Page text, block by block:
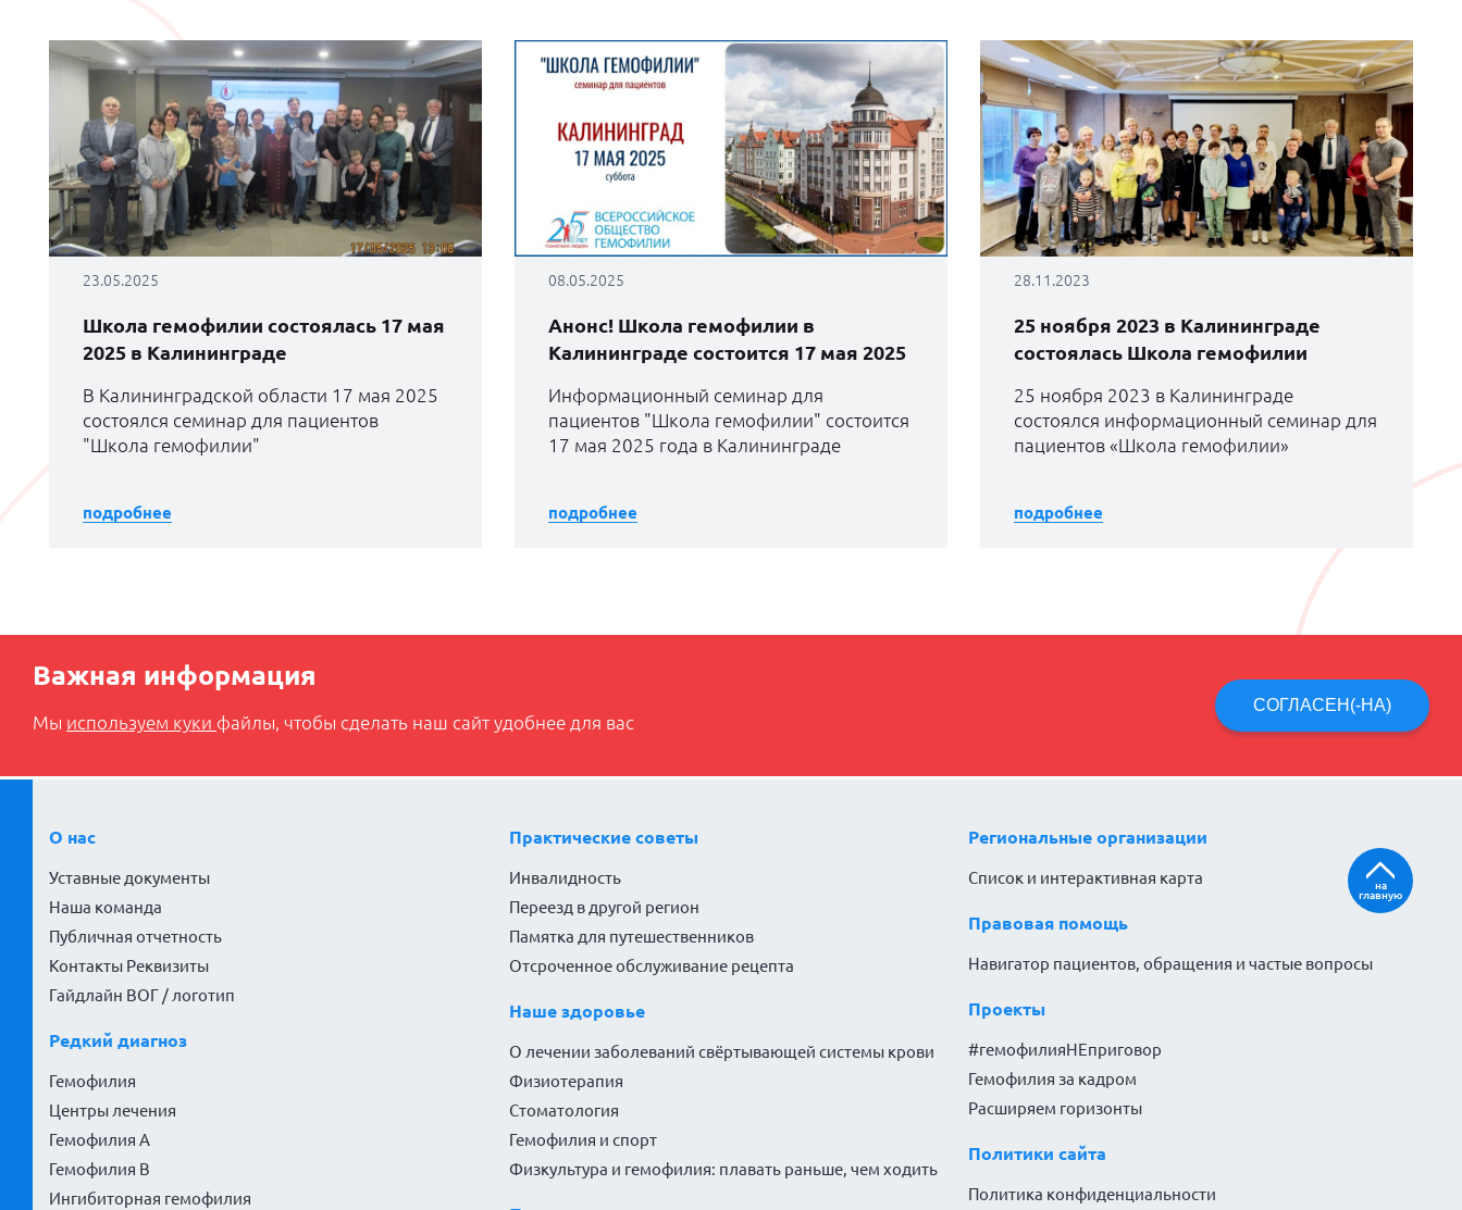
23.05.2025
Школа гемофилии состоялась 17 мая
2025 в Калининграде
В Калининградской области 17 мая 2025
состоялся семинар для пациентов
"Школа гемофилии"
подробнее
08.05.2025
Анонс! Школа гемофилии в
Калининграде состоится 17 мая 2025
Информационный семинар для
пациентов "Школа гемофилии" состоится
17 мая 2025 года в Калининграде
подробнее
28.11.2023
25 ноября 2023 в Калининграде
состоялась Школа гемофилии
25 ноября 2023 в Калининграде
состоялся информационный семинар для
пациентов «Школа гемофилии»
подробнее
Важная информация
Мы используем куки файлы, чтобы сделать наш сайт удобнее для вас
СОГЛАСЕН(-НА)
О нас
Уставные документы
Наша команда
Публичная отчетность
Контакты Реквизиты
Гайдлайн ВОГ / логотип
Редкий диагноз
Гемофилия
Центры лечения
Гемофилия А
Гемофилия В
Ингибиторная гемофилия
Практические советы
Инвалидность
Переезд в другой регион
Памятка для путешественников
Отсроченное обслуживание рецепта
Наше здоровье
О лечении заболеваний свёртывающей системы крови
Физиотерапия
Стоматология
Гемофилия и спорт
Физкультура и гемофилия: плавать раньше, чем ходить
Региональные организации
Список и интерактивная карта
Правовая помощь
Навигатор пациентов, обращения и частые вопросы
Проекты
#гемофилияНЕприговор
Гемофилия за кадром
Расширяем горизонты
Политики сайта
Политика конфиденциальности
на
главную